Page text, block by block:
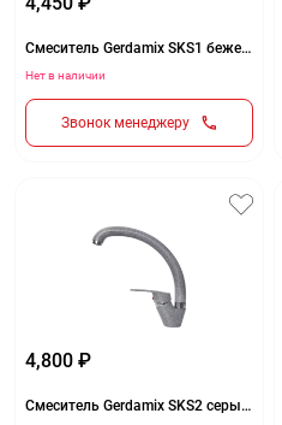
Смеситель Gerdamix SKS1 бежевый (GE-04)
Нет в наличии
Звонок менеджеру
4,800 ₽
Смеситель Gerdamix SKS2 серый (GE-02)